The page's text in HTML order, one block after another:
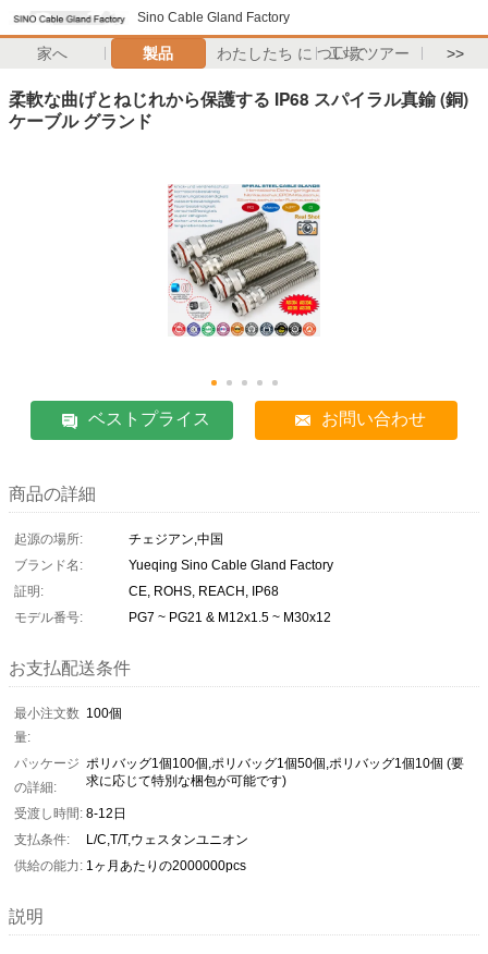
Sino Cable Gland Factory
家へ 製品 わたしたち に つい て工場 ツアー >>
柔軟な曲げとねじれから保護する IP68 スパイラル真鍮 (銅)
ケーブル グランド
ベストプライス お問い合わせ
商品の詳細
起源の場所:
チェジアン,中国
ブランド名:
Yueqing Sino Cable Gland Factory
証明:
CE, ROHS, REACH, IP68
モデル番号:
PG7 ~ PG21 & M12x1.5 ~ M30x12
お支払配送条件
最小注文数
量:
100個
パッケージ
の詳細:
ポリバッグ1個100個,ポリバッグ1個50個,ポリバッグ1個10個 (要
求に応じて特別な梱包が可能です)
受渡し時間: 8-12日
支払条件:
L/C,T/T,ウェスタンユニオン
供給の能力: 1ヶ月あたりの2000000pcs
説明